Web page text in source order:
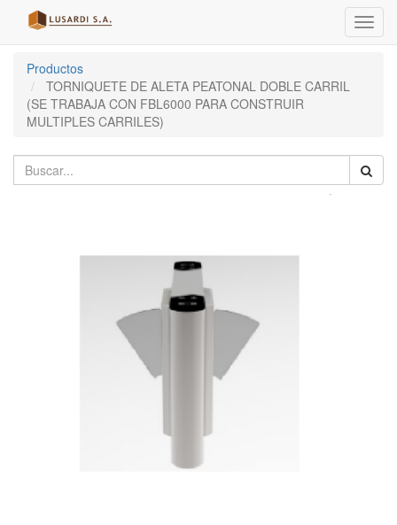
Menú
de
Productos
TORNIQUETE DE ALETA PEATONAL DOBLE CARRIL
(SE TRABAJA CON FBL6000 PARA CONSTRUIR
MULTIPLES CARRILES)